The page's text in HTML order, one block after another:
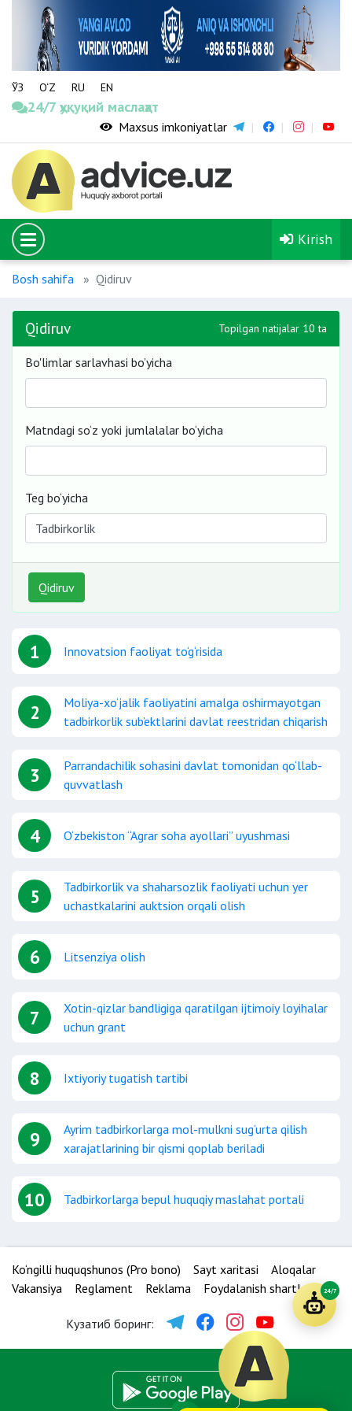
ЎЗ O‘Z RU EN
24/7 ҳуқуқий маслаҳат
Maxsus imkoniyatlar
Kirish
Bosh sahifa Qidiruv
Qidiruv Topilgan natijalar 10 ta
Bo'limlar sarlavhasi bo’yicha
Matndagi so‘z yoki jumlalalar bo‘yicha
Teg bo‘yicha
Qidiruv
1 Innovatsion faoliyat to‘g‘risida
2
Moliya-xo‘jalik faoliyatini amalga oshirmayotgan
tadbirkorlik sub’ektlarini davlat reestridan chiqarish
3
Parrandachilik sohasini davlat tomonidan qo‘llab-
quvvatlash
4 O‘zbekiston “Agrar soha ayollari” uyushmasi
5
Tadbirkorlik va shaharsozlik faoliyati uchun yer
uchastkalarini auktsion orqali olish
6 Litsenziya olish
7
Xotin-qizlar bandligiga qaratilgan ijtimoiy loyihalar
uchun grant
8 Ixtiyoriy tugatish tartibi
9
Ayrim tadbirkorlarga mol-mulkni sug‘urta qilish
xarajatlarining bir qismi qoplab beriladi
10 Tadbirkorlarga bepul huquqiy maslahat portali
Ko‘ngilli huquqshunos (Pro bono) Sayt xaritasi
Aloqalar
Vakansiya
Reglament Reklama Foydalanish shartlari
Кузатиб боринг:
24/7